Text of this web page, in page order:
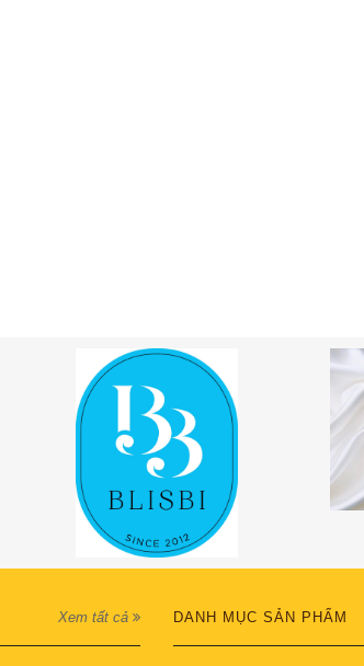
Xem tất cả DANH MỤC SẢN PHẨM